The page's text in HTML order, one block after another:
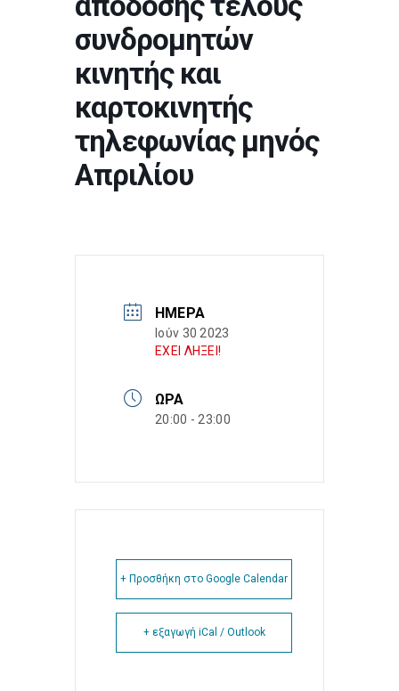
συνδρομητών
κινητής και
καρτοκινητής
τηλεφωνίας μηνός
Απριλίου
ΗΜΈΡΑ
Ιούν 30 2023
ΕΧΕΙ ΛΗΞΕΙ!
ΏΡΑ
20:00 - 23:00
+ Προσθήκη στο Google Calendar
+ εξαγωγή iCal / Outlook